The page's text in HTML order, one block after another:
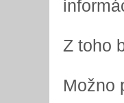
Z toho
Možno